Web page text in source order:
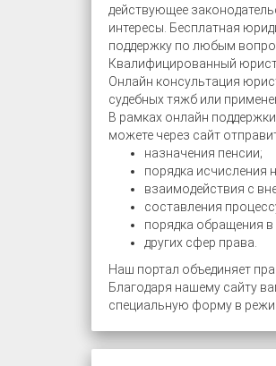
действующее
интересы. Бесплатная
поддержку по любым
Квалифицированный
Онлайн консультация
судебных тяжб или
В рамках онлайн
можете через сайт
назначения пенсии;
порядка исчисления
взаимодействия с
составления
порядка обращения в
других сфер права.
Наш портал объединяет
Благодаря нашему сайту
специальную форму в